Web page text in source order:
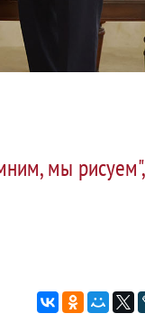
мы рисуем",